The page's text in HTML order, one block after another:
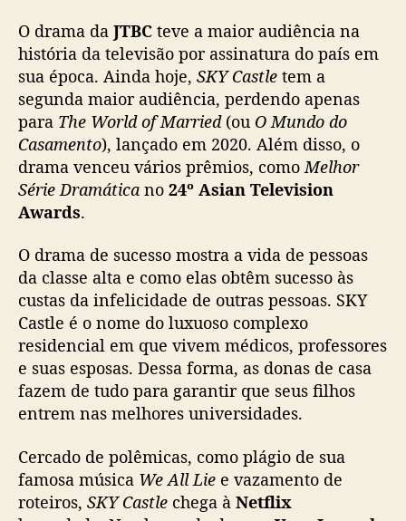
’
h
e
g
a
a
o
c
l
o
g
o
d
a
e
t
l
i
x
O drama da JTBC teve a maior audiência na
história da televisão por assinatura do país em
sua época. Ainda hoje, SKY Castle tem a
segunda maior audiência, perdendo apenas
para The World of Married (ou O Mundo do
Casamento), lançado em 2020. Além disso, o
drama venceu vários prêmios, comoMelhor
Série Dramática no 24º Asian Television
Awards.
O drama de sucesso mostra a vida de pessoas
da classe alta e como elas obtêm sucesso às
custas da infelicidade de outras pessoas. SKY
Castle é o nome do luxuoso complexo
residencial em que vivem médicos, professores
e suas esposas. Dessa forma, as donas de casa
fazem de tudo para garantir que seus filhos
entrem nas melhores universidades.
Cercado de polêmicas, como plágio de sua
famosa música We All Lie e vazamento de
roteiros, SKY Castle chega à Netflix